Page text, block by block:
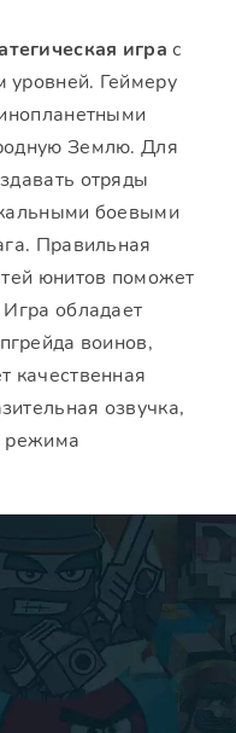
игра с
уровней. Геймеру
Землю. Для
отряды
боевыми
Правильная
юнитов поможет
обладает
воинов,
качественная
озвучка,
режима